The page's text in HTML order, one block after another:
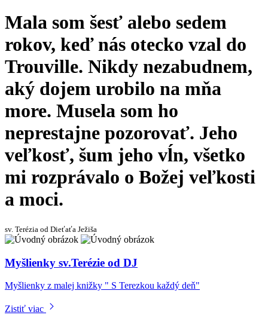
Mala som šesť alebo sedem
rokov, keď nás otecko vzal do
Trouville. Nikdy nezabudnem,
aký dojem urobilo na mňa
more. Musela som ho
neprestajne pozorovať. Jeho
veľkosť, šum jeho vĺn, všetko
mi rozprávalo o Božej veľkosti
a moci.
sv. Terézia od Dieťaťa Ježiša
Myšlienky sv.Terézie od DJ
Myšlienky z malej knižky " S Terezkou každý deň"
Zistiť viac